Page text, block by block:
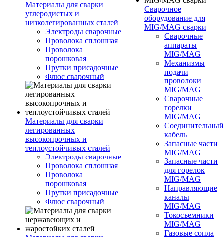
Материалы для сварки
углеродистых и
низколегированных сталей
Электроды сварочные
Проволока сплошная
Проволока
порошковая
Прутки присадочные
Флюс сварочный
Материалы для сварки
легированных
высокопрочных и
теплоустойчивых сталей
Электроды сварочные
Проволока сплошная
Проволока
порошковая
Прутки присадочные
Флюс сварочный
Сварочное
оборудование для
MIG/MAG сварки
Сварочные
аппараты
MIG/MAG
Механизмы
подачи
проволоки
MIG/MAG
Сварочные
горелки
MIG/MAG
Соединительный
кабель
Запасные части
MIG/MAG
Запасные части
для горелок
MIG/MAG
Направляющие
каналы
MIG/MAG
Токосъемники
MIG/MAG
Газовые сопла